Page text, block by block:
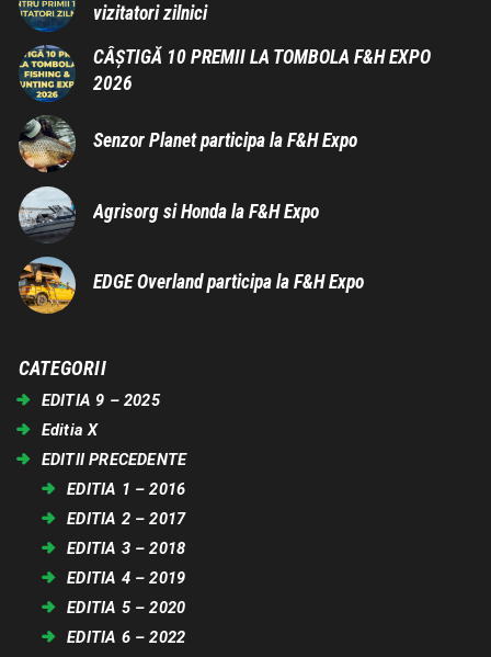
vizitatori zilnici
CÂȘTIGĂ 10 PREMII LA TOMBOLA F&H EXPO
2026
Senzor Planet participa la F&H Expo
Agrisorg si Honda la F&H Expo
EDGE Overland participa la F&H Expo
CATEGORII
EDITIA 9 – 2025
Editia X
EDITII PRECEDENTE
EDITIA 1 – 2016
EDITIA 2 – 2017
EDITIA 3 – 2018
EDITIA 4 – 2019
EDITIA 5 – 2020
EDITIA 6 – 2022